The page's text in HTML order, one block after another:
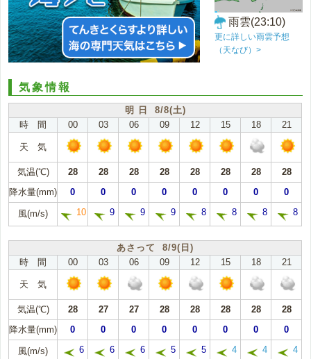
雨雲(23:10)
更に詳しい雨雲予想
（天なび）>
気象情報
明 日 8/8(土)
時 間
00 03 06 09 12 15 18 21
天 気
気温(℃) 28 28 28 28 28 28 28
28
降水量(mm)
0 0 0 0 0 0 0 0
風(m/s) 10 9 9 9 8 8 8 8
あさって 8/9(日)
時 間
00 03 06 09 12 15 18 21
天 気
気温(℃) 28 27 27 28 28 28 28
28
降水量(mm)
0 0 0 0 0 0 0 0
風(m/s) 6 6 6 5 5 4 4 4